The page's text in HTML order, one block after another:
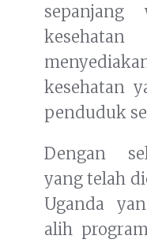
sepanjang
kesehatan
penduduk
Dengan
yang telah
Uganda
alih